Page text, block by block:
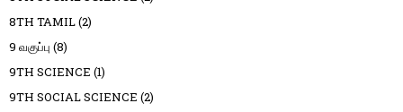
8TH TAMIL(2)
9 வகுப்பு (8)
9TH SCIENCE (1)
9TH SOCIAL SCIENCE (2)